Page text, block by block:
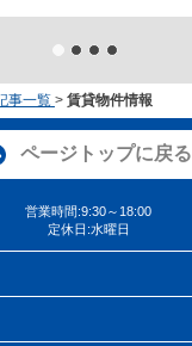
事一覧 > 賃貸物件情報
ページトップに戻る
営業時間:9:30～18:00
定休日:水曜日